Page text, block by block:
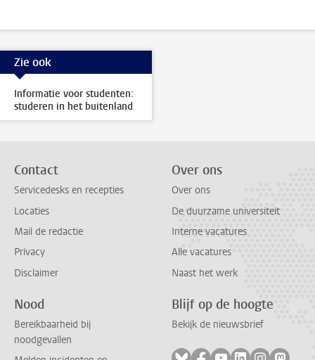
Zie ook
Informatie voor studenten:
studeren in het buitenland
Contact
Servicedesks en recepties
Locaties
Mail de redactie
Privacy
Disclaimer
Over ons
Over ons
De duurzame universiteit
Interne vacatures
Alle vacatures
Naast het werk
Nood
Bereikbaarheid bij
noodgevallen
Blijf op de hoogte
Bekijk de nieuwsbrief
Volg ons op bluesky
Volg ons op facebook
Volg ons op
Volg ons op
Volg ons
Volg